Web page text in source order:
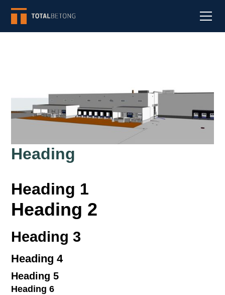
Heading
Heading 1
Heading 2
Heading 3
Heading 4
Heading 5
Heading 6